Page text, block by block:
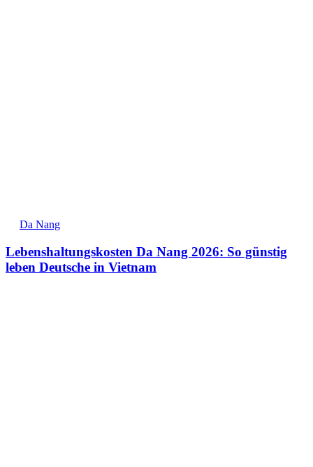
Da Nang
Lebenshaltungskosten Da Nang 2026: So günstig
leben Deutsche in Vietnam